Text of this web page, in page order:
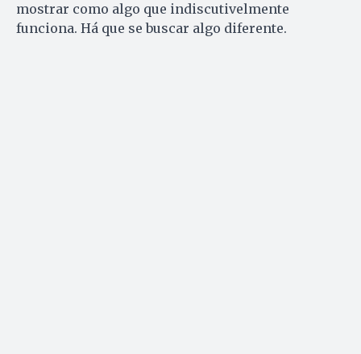
mostrar como algo que indiscutivelmente
funciona. Há que se buscar algo diferente.